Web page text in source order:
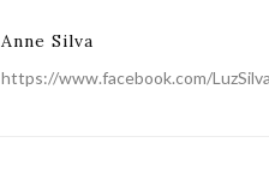
Anne Silva
https://www.facebook.com/